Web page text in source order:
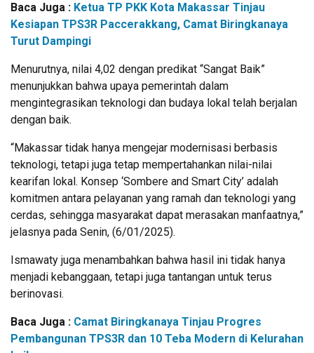
Baca Juga : Ketua TP PKK Kota Makassar Tinjau
Kesiapan TPS3R Paccerakkang, Camat Biringkanaya
Turut Dampingi
Menurutnya, nilai 4,02 dengan predikat “Sangat Baik”
menunjukkan bahwa upaya pemerintah dalam
mengintegrasikan teknologi dan budaya lokal telah berjalan
dengan baik.
“Makassar tidak hanya mengejar modernisasi berbasis
teknologi, tetapi juga tetap mempertahankan nilai-nilai
kearifan lokal. Konsep ‘Sombere and Smart City’ adalah
komitmen antara pelayanan yang ramah dan teknologi yang
cerdas, sehingga masyarakat dapat merasakan manfaatnya,”
jelasnya pada Senin, (6/01/2025).
Ismawaty juga menambahkan bahwa hasil ini tidak hanya
menjadi kebanggaan, tetapi juga tantangan untuk terus
berinovasi.
Baca Juga : Camat Biringkanaya Tinjau Progres
Pembangunan TPS3R dan 10 Teba Modern di Kelurahan